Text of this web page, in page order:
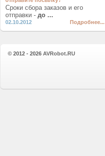
Сроки сбора заказов и его
отправки - до ...
02.10.2012 Подробнее...
© 2012 - 2026 AVRobot.RU